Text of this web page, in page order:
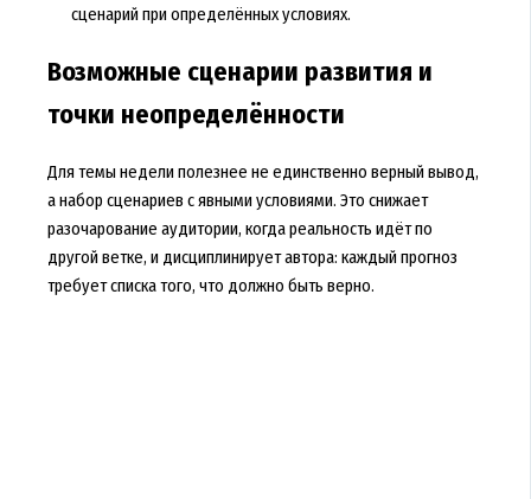
сценарий при определённых условиях.
Возможные сценарии развития и
точки неопределённости
Для темы недели полезнее не единственно верный вывод,
а набор сценариев с явными условиями. Это снижает
разочарование аудитории, когда реальность идёт по
другой ветке, и дисциплинирует автора: каждый прогноз
требует списка того, что должно быть верно.